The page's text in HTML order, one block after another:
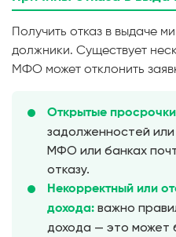
Получить отказ в выдаче
должники. Существует
МФО может отклонить
Открытые
задолженностей
МФО или банках
отказу.
Некорректный или
дохода: важно
дохода — это может